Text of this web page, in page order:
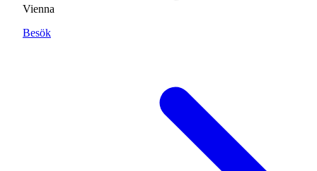
Vienna
Besök